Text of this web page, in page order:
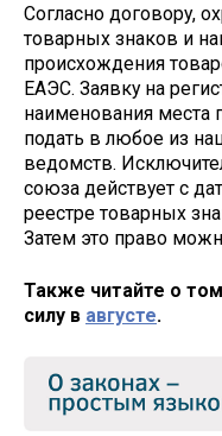
Согласно договору,
товарных знаков и
происхождения
ЕАЭС. Заявку на
наименования места
подать в любое из
ведомств.
союза действует с
реестре товарных
Затем это право
Также читайте о
силу в августе.